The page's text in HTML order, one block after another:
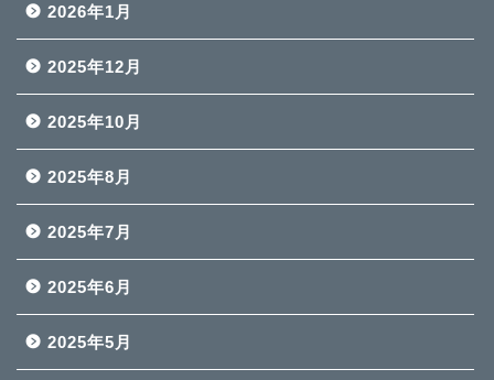
2026年1月
2025年12月
2025年10月
2025年8月
2025年7月
2025年6月
2025年5月